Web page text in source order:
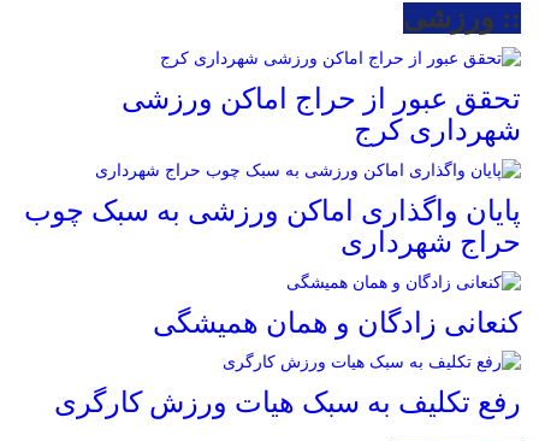
:: ورزشی
تحقق عبور از حراج اماکن ورزشی
شهرداری کرج
پایان واگذاری اماکن ورزشی به سبک چوب
حراج شهرداری
کنعانی زادگان و همان همیشگی
رفع تکلیف به سبک هیات ورزش کارگری